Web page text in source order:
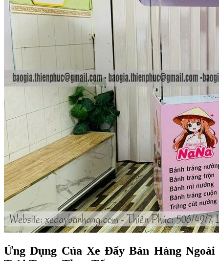
Ứng Dụng Của Xe Đẩy Bán Hàng Ngoài